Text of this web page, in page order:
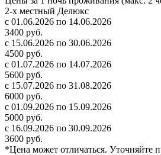
2-х местный Делюкс
с 01.06.2026 по 14.06.2026
3400 руб.
с 15.06.2026 по 30.06.2026
4500 руб.
с 01.07.2026 по 14.07.2026
5600 руб.
с 15.07.2026 по 31.08.2026
6000 руб.
с 01.09.2026 по 15.09.2026
5000 руб.
с 16.09.2026 по 30.09.2026
3600 руб.
*Цена может отличаться. Уточняйте